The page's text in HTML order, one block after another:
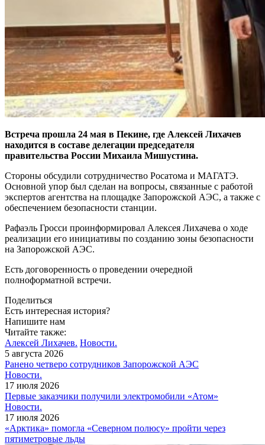
Встреча прошла 24 мая в Пекине, где Алексей Лихачев
находится в составе делегации председателя
правительства России Михаила Мишустина.
Стороны обсудили сотрудничество Росатома и МАГАТЭ.
Основной упор был сделан на вопросы, связанные с работой
экспертов агентства на площадке Запорожской АЭС, а также с
обеспечением безопасности станции.
Рафаэль Гросси проинформировал Алексея Лихачева о ходе
реализации его инициативы по созданию зоны безопасности
на Запорожской АЭС.
Есть договоренность о проведении очередной
полноформатной встречи.
Поделиться
Есть интересная история?
Напишите нам
Читайте также:
Алексей Лихачев. Новости.
5 августа 2026
Ранено четверо сотрудников Запорожской АЭС
Новости.
17 июля 2026
Первые заказчики получили электромобили «Атом»
Новости.
17 июля 2026
«Арктика» помогла «Северном полюсу» пройти через
пятиметровые льды